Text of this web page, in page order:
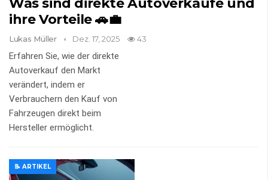
Was sind direkte Autoverkäufe und
ihre Vorteile 🚗💼
Lukas Müller Dez. 17, 2025 43
Erfahren Sie, wie der direkte
Autoverkauf den Markt
verändert, indem er
Verbrauchern den Kauf von
Fahrzeugen direkt beim
Hersteller ermöglicht.
📝 ARTIKEL